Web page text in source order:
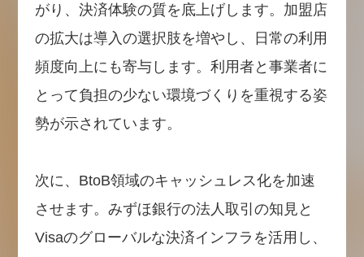
がり、決済体験の質を底上げします。加盟店
の拡大は導入の選択肢を増やし、日常の利用
頻度向上にも寄与します。利用者と事業者に
とって負担の少ない環境づくりを重視する姿
勢が示されています。
次に、BtoB領域のキャッシュレス化を加速
させます。みずほ銀行の法人取引の知見と
Visaのグローバルな決済インフラを活用し、